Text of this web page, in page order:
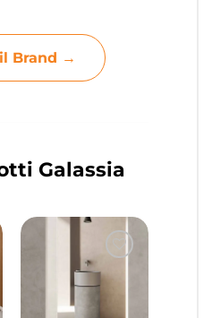
Brand →
Galassia